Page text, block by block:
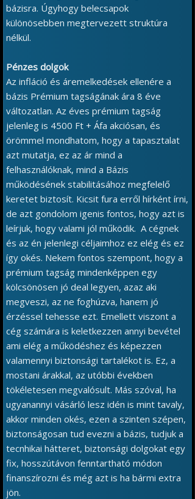
bázisra. Úgyhogy belecsapok
különösebben megtervezett struktúra
nélkül.
Pénzes dolgok
Az infláció és áremelkedések ellenére a
bázis Prémium tagságának ára 8 éve
változatlan. Az éves prémium tagság
jelenleg is 4500 Ft + Áfa akciósan, és
örömmel mondhatom, hogy a tapasztalat
azt mutatja, ez az ár mind a
felhasználóknak, mind a Bázis
működésének stabilitásához megfelelő
keretet biztosít. Kicsit fura erről hírként írni,
de azt gondolom igenis fontos, hogy azt is
leírjuk, hogy valami jól működik. A cégnek
és az én jelenlegi céljaimhoz ez elég és ez
így okés. Nekem fontos szempont, hogy a
prémium tagság mindenképpen egy
kölcsönösen jó deal legyen, azaz aki
megveszi, az ne foghúzva, hanem jó
érzéssel tehesse ezt. Emellett viszont a
cég számára is keletkezzen annyi bevétel
ami elég a működéshez és képezzen
valamennyi biztonsági tartalékot is. Ez, a
mostani árakkal, az utóbbi években
tökéletesen megvalósult. Más szóval, ha
ugyanannyi vásárló lesz idén is mint tavaly,
akkor minden okés, ezen a szinten szépen,
biztonságosan tud evezni a bázis, tudjuk a
tecnhikai hátteret, biztonsági dolgokat egy
fix, hosszútávon fenntartható módon
finanszírozni és még azt is ha bármi extra
jön.